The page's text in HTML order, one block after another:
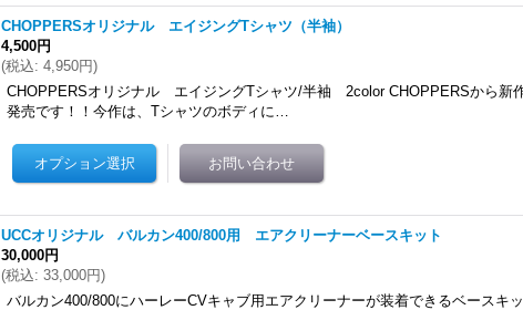
CHOPPERSオリジナル エイジングTシャツ（半袖）
4,500円
(税込: 4,950円)
CHOPPERSオリジナル エイジングTシャツ/半袖 2color CHOPPERSから新
発売です！！今作は、Tシャツのボディに…
UCCオリジナル バルカン400/800用 エアクリーナーベースキット
30,000円
(税込: 33,000円)
バルカン400/800にハーレーCVキャブ用エアクリーナーが装着できるベースキッ